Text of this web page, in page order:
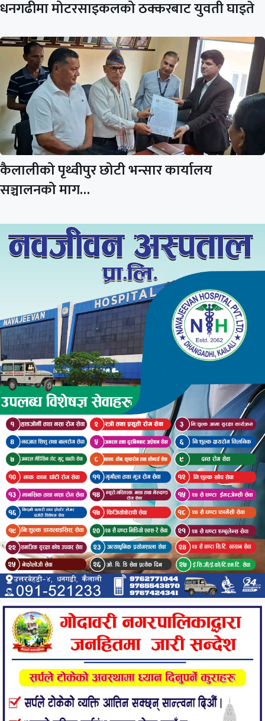
धनगढीमा मोटरसाइकलको ठक्करबाट युवती घाइते
कैलालीको पृथ्वीपुर छोटी भन्सार कार्यालय
सञ्चालनको माग…